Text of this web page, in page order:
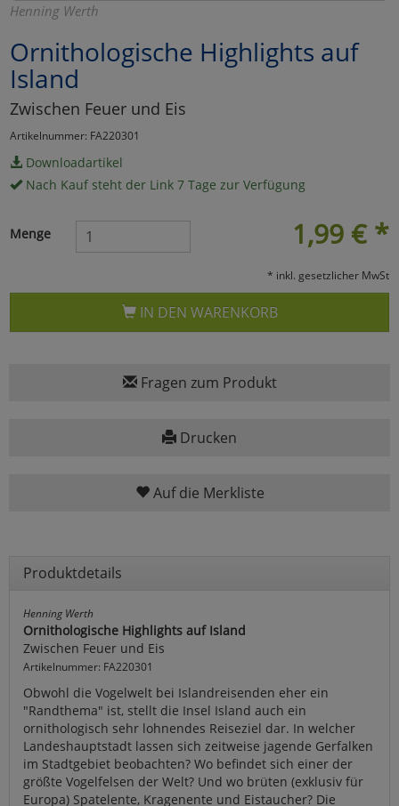
Henning Werth
Ornithologische Highlights auf
Island
Zwischen Feuer und Eis
Artikelnummer: FA220301
Downloadartikel
Nach Kauf steht der Link 7 Tage zur Verfügung
1,99 € *
Menge
* inkl. gesetzlicher MwSt
IN DEN WARENKORB
Fragen zum Produkt
Drucken
Auf die Merkliste
Produktdetails
Henning Werth
Ornithologische Highlights auf Island
Zwischen Feuer und Eis
Artikelnummer: FA220301
Obwohl die Vogelwelt bei Islandreisenden eher ein
"Randthema" ist, stellt die Insel Island auch ein
ornithologisch sehr lohnendes Reiseziel dar. In welcher
Landeshauptstadt lassen sich zeitweise jagende Gerfalken
im Stadtgebiet beobachten? Wo befindet sich einer der
größte Vogelfelsen der Welt? Und wo brüten (exklusiv für
Europa) Spatelente, Kragenente und Eistaucher? Die
Umfragetools
Cookies
Einstellungen speichern
zurück
zu Haupptseite